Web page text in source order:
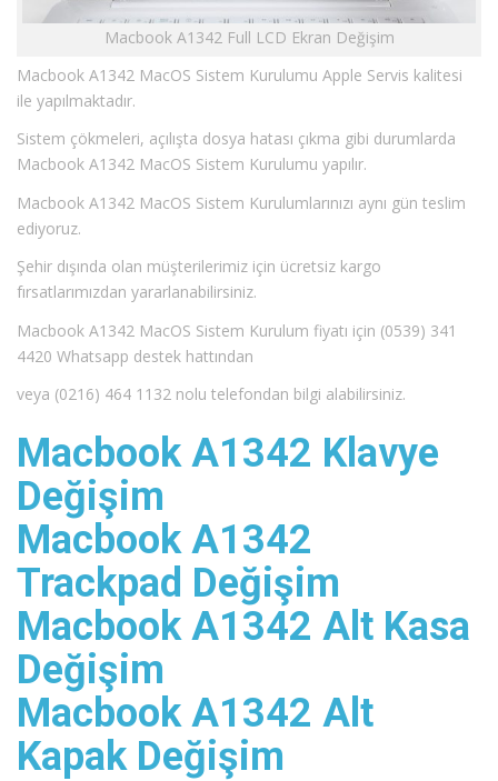
Macbook A1342 Full LCD Ekran Değişim
Macbook A1342 MacOS Sistem Kurulumu Apple Servis kalitesi
ile yapılmaktadır.
Sistem çökmeleri, açılışta dosya hatası çıkma gibi durumlarda
Macbook A1342 MacOS Sistem Kurulumu yapılır.
Macbook A1342 MacOS Sistem Kurulumlarınızı aynı gün teslim
ediyoruz.
Şehir dışında olan müşterilerimiz için ücretsiz kargo
fırsatlarımızdan yararlanabilirsiniz.
Macbook A1342 MacOS Sistem Kurulum fiyatı için (0539) 341
4420 Whatsapp destek hattından
veya (0216) 464 1132 nolu telefondan bilgi alabilirsiniz.
Macbook A1342 Klavye
Değişim
Macbook A1342
Trackpad Değişim
Macbook A1342 Alt Kasa
Değişim
Macbook A1342 Alt
Kapak Değişim